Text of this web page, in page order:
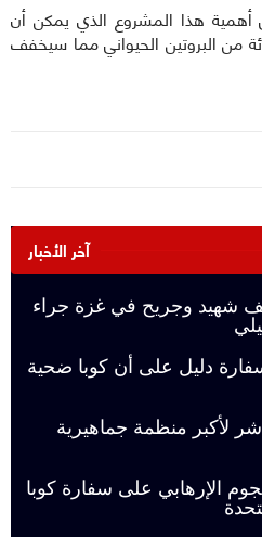
أهمية هذا المشروع الذي يمكن أن
إلى 25 في المائة من البروتين الحيواني مما سيخفف
آخر الأخبار
من 100 ألف شهيد وجريح في غزة جراء
دليل على أن كوبا ضحية
لأكبر منظمة جماهيرية
الإرهابي على سفارة كوبا